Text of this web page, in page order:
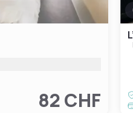
82 CHF